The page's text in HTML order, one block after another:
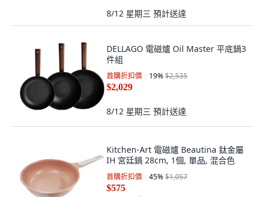
8/12 星期三 預計送達
DELLAGO 電磁爐 Oil Master 平底鍋3
件組
首購折扣價 19%$2,535
$2,029
8/12 星期三 預計送達
Kitchen-Art 電磁爐 Beautina 鈦金屬
IH 宮廷鍋 28cm, 1個, 單品, 混合色
首購折扣價 45%$1,057
$575